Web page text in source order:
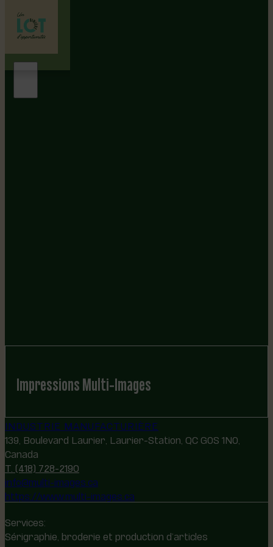
Impressions Multi-Images
INDUSTRIE MANUFACTURIÈRE
139, Boulevard Laurier, Laurier-Station, QC G0S 1N0,
Canada
T. (418) 728-2190
info@multi-images.ca
https://www.multi-images.ca
Services:
Sérigraphie, broderie et production d’articles